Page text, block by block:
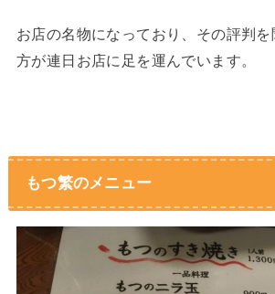
お店の名物になっており、その評判
方が連日お店に足を運んでいます。
もつ繁のメニュー